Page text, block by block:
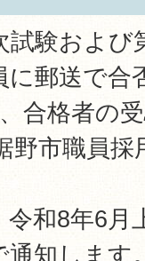
試験およ
に郵送で合
合格者の
野市職員
和8年6月
通知します